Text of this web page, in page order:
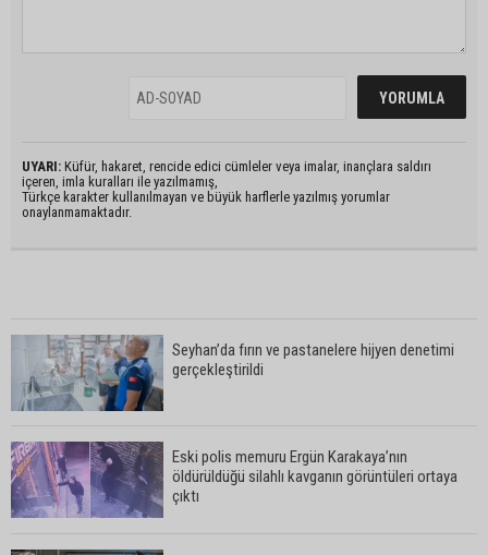
UYARI: Küfür, hakaret, rencide edici cümleler veya imalar, inançlara saldırı
içeren, imla kuralları ile yazılmamış,
Türkçe karakter kullanılmayan ve büyük harflerle yazılmış yorumlar
onaylanmamaktadır.
Seyhan’da fırın ve pastanelere hijyen denetimi
gerçekleştirildi
Eski polis memuru Ergün Karakaya’nın
öldürüldüğü silahlı kavganın görüntüleri ortaya
çıktı